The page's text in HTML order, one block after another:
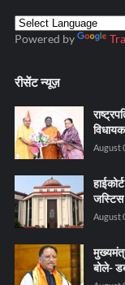
Powered by
रीसेंट न्यूज़
August
जस्टिस
August
बोले-